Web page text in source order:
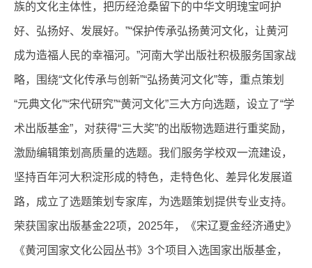
族的文化主体性，把历经沧桑留下的中华文明瑰宝呵护
好、弘扬好、发展好。”“保护传承弘扬黄河文化，让黄河
成为造福人民的幸福河。”河南大学出版社积极服务国家战
略，围绕“文化传承与创新”“弘扬黄河文化”等，重点策划
“元典文化”“宋代研究”“黄河文化”三大方向选题，设立了“学
术出版基金”，对获得“三大奖”的出版物选题进行重奖励，
激励编辑策划高质量的选题。我们服务学校双一流建设，
坚持百年河大积淀形成的特色，走特色化、差异化发展道
路，成立了选题策划专家库，为选题策划提供专业支持。
荣获国家出版基金22项，2025年，《宋辽夏金经济通史》
《黄河国家文化公园丛书》3个项目入选国家出版基金，